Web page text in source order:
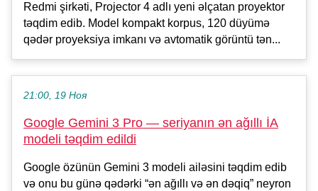
Redmi şirkəti, Projector 4 adlı yeni əlçatan proyektor
təqdim edib. Model kompakt korpus, 120 düyümə
qədər proyeksiya imkanı və avtomatik görüntü tən...
21:00, 19 Ноя
Google Gemini 3 Pro — seriyanın ən ağıllı İA
modeli təqdim edildi
Google özünün Gemini 3 modeli ailəsini təqdim edib
və onu bu günə qədərki “ən ağıllı və ən dəqiq” neyron